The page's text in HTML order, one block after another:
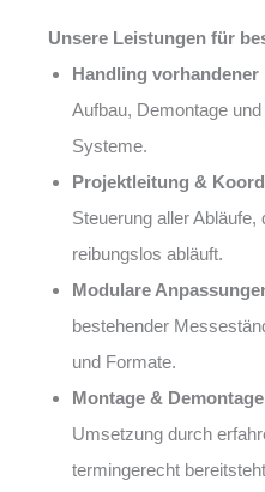
Unsere Leistungen für
Handling vorhandener
Aufbau, Demontage
Systeme.
Projektleitung &
Steuerung aller
reibungslos abläuft.
Modulare
bestehender
und Formate.
Montage &
Umsetzung durch
termingerecht